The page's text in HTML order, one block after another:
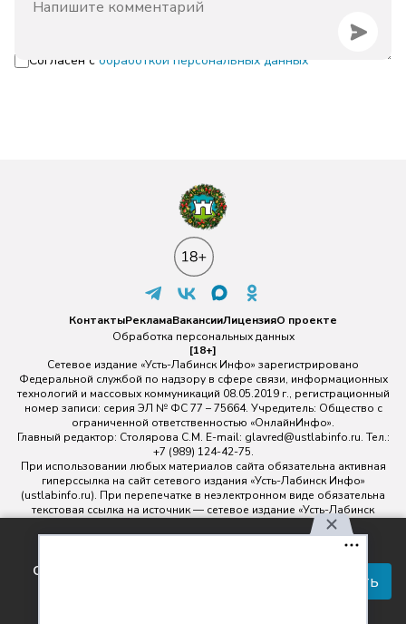
Согласен с обработкой персональных данных
соглашаетесь с правилами
Принять
КонтактыРекламаВакансииЛицензияО проекте
Обработка персональных данных
[18+]
Сетевое издание «Усть-Лабинск Инфо» зарегистрировано
Федеральной службой по надзору в сфере связи, информационных
технологий и массовых коммуникаций 08.05.2019 г., регистрационный
номер записи: серия ЭЛ № ФС 77 – 75664. Учредитель: Общество с
ограниченной ответственностью «ОнлайнИнфо».
Главный редактор: Столярова С.М. E-mail: glavred@ustlabinfo.ru. Тел.:
+7 (989) 124-42-75.
При использовании любых материалов сайта обязательна активная
гиперссылка на сайт сетевого издания «Усть-Лабинск Инфо»
(ustlabinfo.ru). При перепечатке в неэлектронном виде обязательна
текстовая ссылка на источник — сетевое издание «Усть-Лабинск
Использование фото- и видеоматериалов без письменного